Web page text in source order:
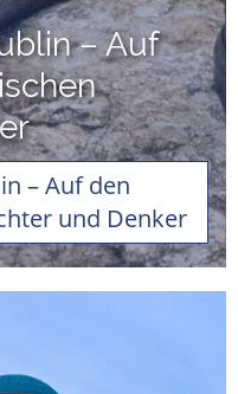
– Auf
– Auf den
und Denker